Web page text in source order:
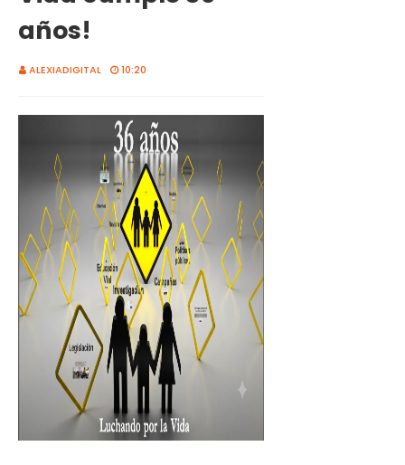
años!
ALEXIADIGITAL 10:20